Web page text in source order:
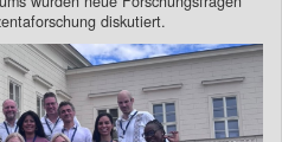
diskutiert.